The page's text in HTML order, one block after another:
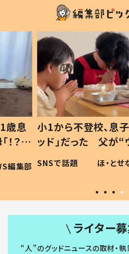
歳息
？」
編集部
小1から不登校、息
ッド」だった 父が“
作り続ける理由と
#令和の子
SNSで話題 ほ・と
ライター募
“人”のグッドニュースの取材・